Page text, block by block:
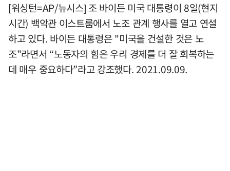
[워싱턴=AP/뉴시스] 조 바이든 미국 대통령이 8일(현지
시간) 백악관 이스트룸에서 노조 관계 행사를 열고 연설
하고 있다. 바이든 대통령은 "미국을 건설한 것은 노
조"라면서 “노동자의 힘은 우리 경제를 더 잘 회복하는
데 매우 중요하다”라고 강조했다. 2021.09.09.